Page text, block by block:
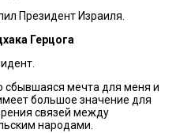
Президент Израиля.
Герцога
сбывшаяся мечта для меня и
большое значение для
связей между
народами.